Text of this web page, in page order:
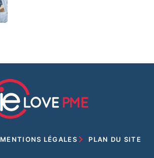
MENTIONS LÉGALES PLAN DU SITE